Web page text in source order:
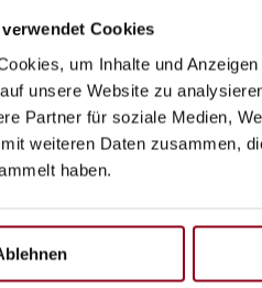
Cookies
um Inhalte und
unsere Website zu
Partner für soziale Medien,
weiteren Daten zusammen,
haben.
Auswahl unseren Osterbrunch
Osterlamm.
einem kulinarischen 4-Gang
unserer Schlossterrasse!